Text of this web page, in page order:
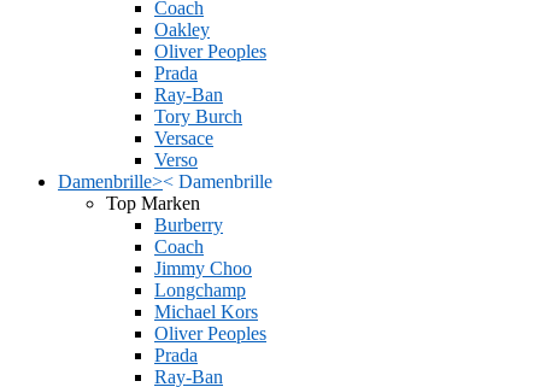
Coach
Oakley
Oliver Peoples
Prada
Ray-Ban
Tory Burch
Versace
Verso
Damenbrille>< Damenbrille
Top Marken
Burberry
Coach
Jimmy Choo
Longchamp
Michael Kors
Oliver Peoples
Prada
Ray-Ban